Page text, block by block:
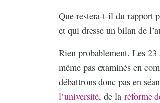
Que restera-t-il du rapport
et qui dresse un bilan de
Rien probablement. Les 23
même pas examinés en
débattrons donc pas en
l’université, de la réforme